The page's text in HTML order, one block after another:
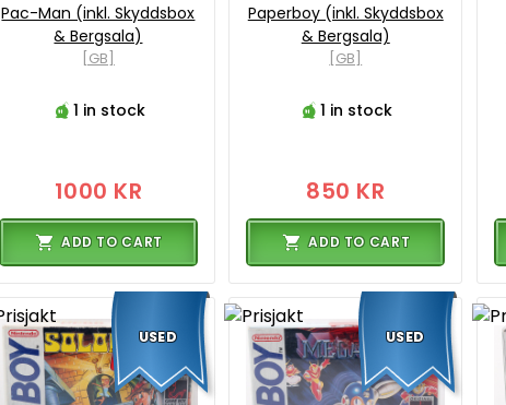
Pac-Man (inkl. Skyddsbox
& Bergsala)
[GB]
1 in stock
1000 KR
ADD TO CART
Paperboy (inkl. Skyddsbox
& Bergsala)
[GB]
1 in stock
850 KR
ADD TO CART
USED USED